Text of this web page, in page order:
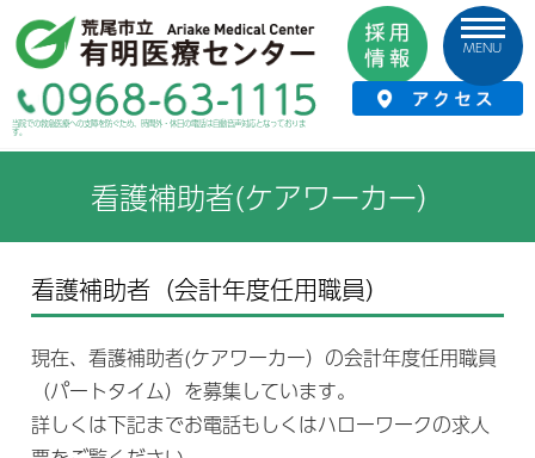
当院での救急医療への支障を防ぐため、時間外・休日の電話は自動音声対応となっておりま
す。
MENU
HOME › 採用情報 › 看護職員 › 看護補助者(ケアワーカー）
看護補助者(ケアワーカー）
看護補助者（会計年度任用職員）
現在、看護補助者(ケアワーカー）の会計年度任用職員
（パートタイム）を募集しています。
詳しくは下記までお電話もしくはハローワークの求人